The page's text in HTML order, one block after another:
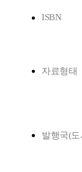
ISBN
자료형태
발행국(도